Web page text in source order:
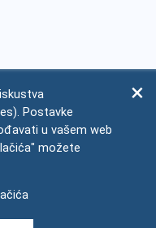
Postavke
u vašem web
možete